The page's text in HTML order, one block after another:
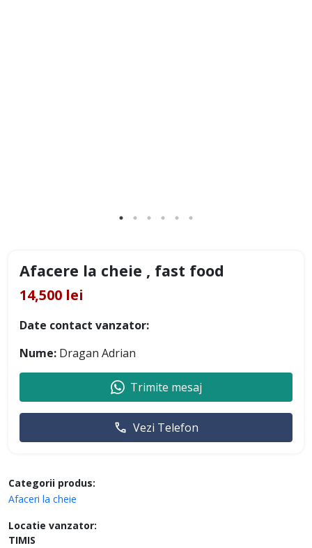
Categorii produs:
Afaceri la cheie
Locatie vanzator:
TIMIS
Afacere la cheie , fast food
14,500 lei
Date contact vanzator:
Nume: Dragan Adrian
Trimite mesaj
Vezi Telefon